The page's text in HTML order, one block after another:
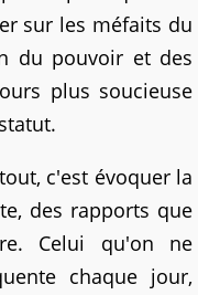
sur les méfaits du
du pouvoir et des
plus soucieuse
c'est évoquer la
des rapports que
Celui qu'on ne
chaque jour,